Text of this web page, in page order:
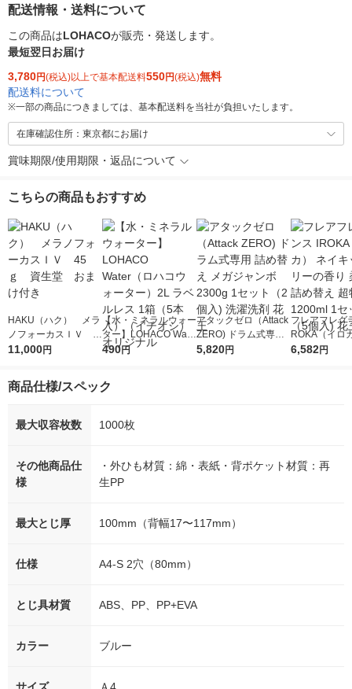
配送情報・送料について
この商品はLOHACOが販売・発送します。
最短翌日お届け
3,780円(税込)以上で基本配送料550円(税込)無料
配送料について
※一部の商品につきましては、基本配送料を当社が負担いたします。
在庫確認住所：東京都にお届け
賞味期限/使用期限・返品について
こちらの商品もおすすめ
HAKU（ハク） メラ
ノフォーカスＩＶ 4
5ｇ 資生堂 おまけ
11,000円
【水・ミネラルウォー
ター】LOHACO Wate
r（ロハコウォータ
シ） オリジナル
490円
アタックゼロ（Attack
ZERO) ドラム式専用
詰め替え メガジャン
5,820円
フレアフレグ
ROKA（イロ
イキッドリリ
6,582円
商品仕様/スペック
最大収容枚数 1000枚
その他商品仕
様
・外ひも材質：綿・表紙・背ポケット材質：再
生PP
最大とじ厚 100mm（背幅17〜117mm）
仕様 A4-S 2穴（80mm）
とじ具材質 ABS、PP、PP+EVA
カラー ブルー